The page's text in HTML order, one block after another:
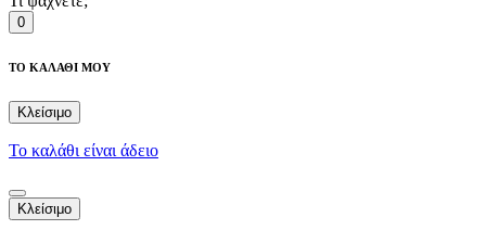
0
ΤΟ ΚΑΛΑΘΙ ΜΟΥ
Κλείσιμο
Το καλάθι είναι άδειο
Κλείσιμο